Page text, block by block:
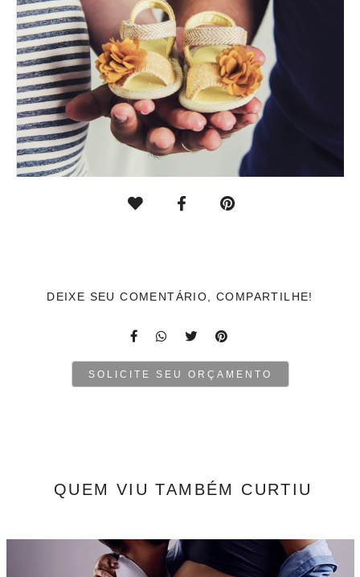
DEIXE SEU COMENTÁRIO, COMPARTILHE!
SOLICITE SEU ORÇAMENTO
QUEM VIU TAMBÉM CURTIU